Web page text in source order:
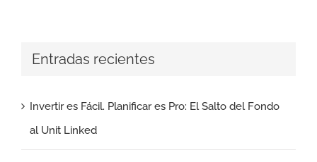
Entradas recientes
Invertir es Fácil. Planificar es Pro: El Salto del Fondo
al Unit Linked